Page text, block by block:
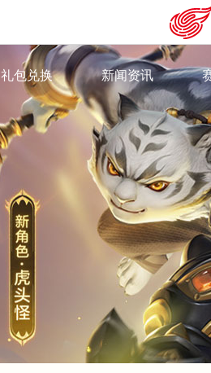
安卓充值
礼包兑换 新闻资讯
·新闻资讯
· 最新专题
·
·
·
·